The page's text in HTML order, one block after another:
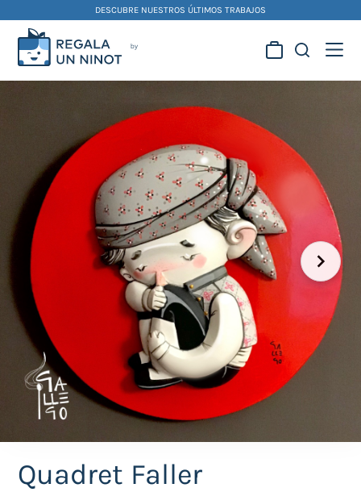
content
DESCUBRE NUESTROS ÚLTIMOS TRABAJOS
falleros y foguereros
Quadret Faller